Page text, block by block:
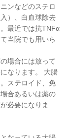
ンなどのステロ
）、白血球除去
最近では抗TNFα
当院でも用いら
場合には放って
なります。 大腸
ステロイド、免
合あるいは薬の
必要になりま